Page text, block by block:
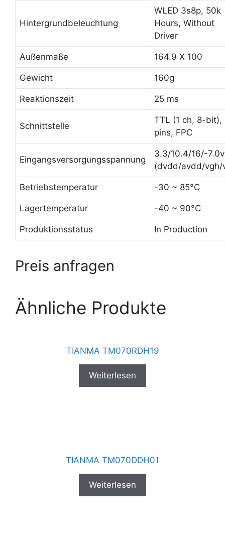
Hintergrundbeleuchtung
WLED 3s8p, 50k
Hours, Without
Driver
Außenmaße 164.9 X 100
Gewicht 160g
Reaktionszeit 25 ms
Schnittstelle
TTL (1 ch, 8-bit),
pins, FPC
Eingangsversorgungsspannung
3.3/10.4/16/-7.0v
(dvdd/avdd/vgh/
Betriebstemperatur -30 ~ 85°C
Lagertemperatur -40 ~ 90°C
Produktionsstatus In Production
Preis anfragen
Ähnliche Produkte
TIANMA TM070RDH19
Weiterlesen
TIANMA TM070DDH01
Weiterlesen